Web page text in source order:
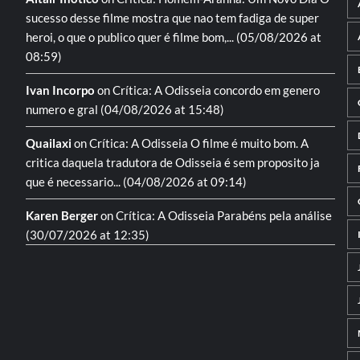
sucesso desse filme mostra que nao tem fadiga de super
heroi, o que o publico quer é filme bom,... (05/08/2026 at
08:59)
Ivan Incorpo onCrítica: A Odisseia concordo em genero
numero e gral (04/08/2026 at 15:48)
QuailaxionCrítica: A Odisseia O filme é muito bom. A
critica daquela tradutora de Odisseia é sem proposito ja
que é necessario... (04/08/2026 at 09:14)
Karen BergeronCrítica: A Odisseia Parabéns pela análise
(30/07/2026 at 12:35)